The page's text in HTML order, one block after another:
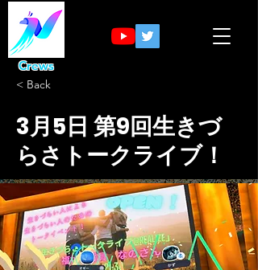
Crews
< Back
3月5日 第9回生きづ
らさトークライブ！